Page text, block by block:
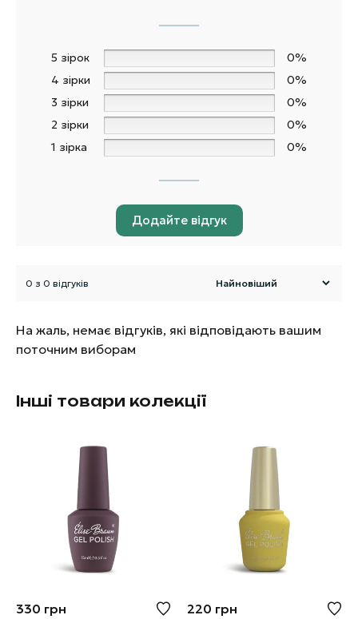
5 зірок
0%
4 зірки
0%
3 зірки
0%
2 зірки
0%
1 зірка
0%
Додайте відгук
0 з 0 відгуків
На жаль, немає відгуків, які відповідають вашим
поточним виборам
Інші товари колекції
330 грн 220 грн